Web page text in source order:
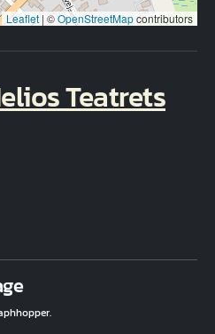
Leaflet | ©OpenStreetMapcontributors
Teatrets